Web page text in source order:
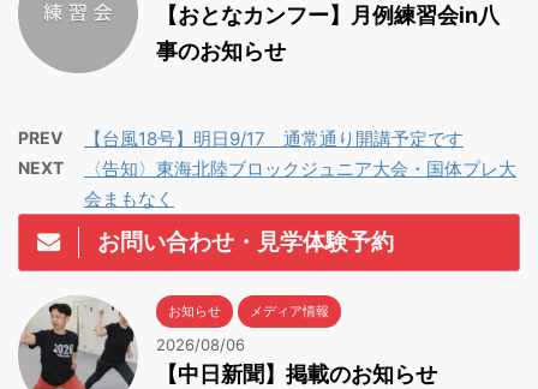
【おとなカンフー】月例練習会in八
事のお知らせ
PREV 【台風18号】明日9/17 通常通り開講予定です
NEXT
〈告知〉東海北陸ブロックジュニア大会・国体プレ大
会まもなく
お問い合わせ・見学体験予約
お知らせ メディア情報
2026/08/06
【中日新聞】掲載のお知らせ